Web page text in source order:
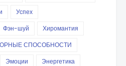
Успех
Фэн-шуй
Хиромантия
СПОСОБНОСТИ
Эмоции
Энергетика